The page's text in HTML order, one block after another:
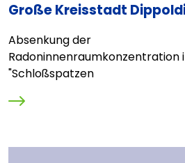
Große Kreisstadt
Absenkung der
Radoninnenraumkonzentration
"Schloßspatzen